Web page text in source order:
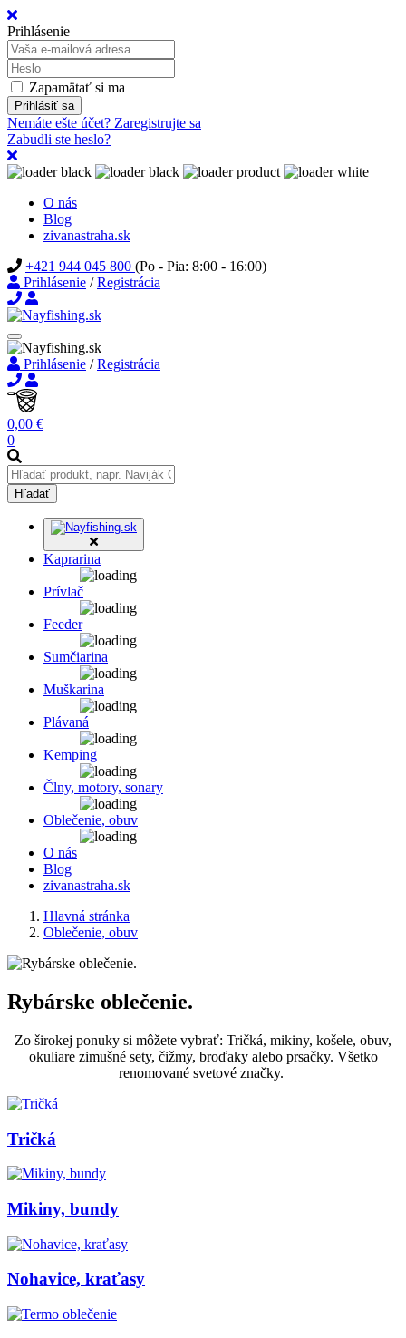
Prihlásenie
Zapamätať si ma
Prihlásiť sa
Nemáte ešte účet? Zaregistrujte sa
Zabudli ste heslo?
O nás
Blog
zivanastraha.sk
+421 944 045 800 (Po - Pia: 8:00 - 16:00)
Prihlásenie / Registrácia
Prihlásenie / Registrácia
0,00 €
0
Hľadať
Kaprarina
Prívlač
Feeder
Sumčiarina
Muškarina
Plávaná
Kemping
Člny, motory, sonary
Oblečenie, obuv
O nás
Blog
zivanastraha.sk
Hlavná stránka
Oblečenie, obuv
Rybárske oblečenie.
Zo širokej ponuky si môžete vybrať: Tričká, mikiny, košele, obuv,
okuliare zimušné sety, čižmy, broďaky alebo prsačky. Všetko
renomované svetové značky.
Tričká
Mikiny, bundy
Nohavice, kraťasy